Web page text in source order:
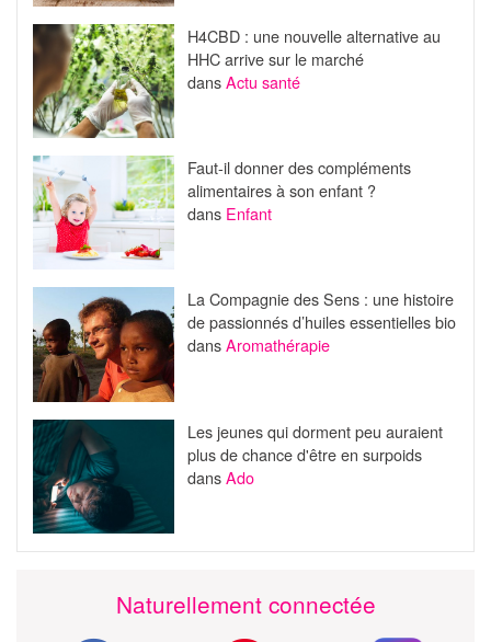
H4CBD : une nouvelle alternative au
HHC arrive sur le marché
dansActu santé
Faut-il donner des compléments
alimentaires à son enfant ?
dans Enfant
La Compagnie des Sens : une histoire
de passionnés d’huiles essentielles bio
dansAromathérapie
Les jeunes qui dorment peu auraient
plus de chance d'être en surpoids
dansAdo
Naturellement connectée